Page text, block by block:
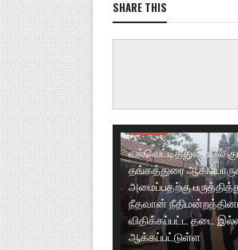
SHARE THIS
இலங்கை
வல்வெட்டித்துறையில்
தங்கத்துரை
அமைப்பதற்கு
நீதவான்
விதிக்கப்பட்ட தடை
ஆக்கப்பட்டுள்ள